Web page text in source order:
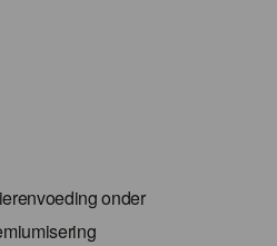
onder